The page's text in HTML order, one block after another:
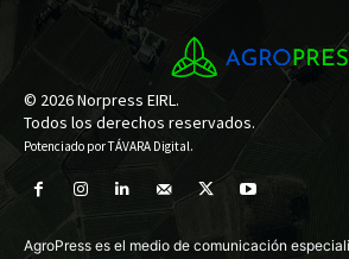
© 2026 Norpress EIRL.
Todos los derechos reservados.
Potenciado porTÁVARA Digital.
AgroPress es el medio de comunicación